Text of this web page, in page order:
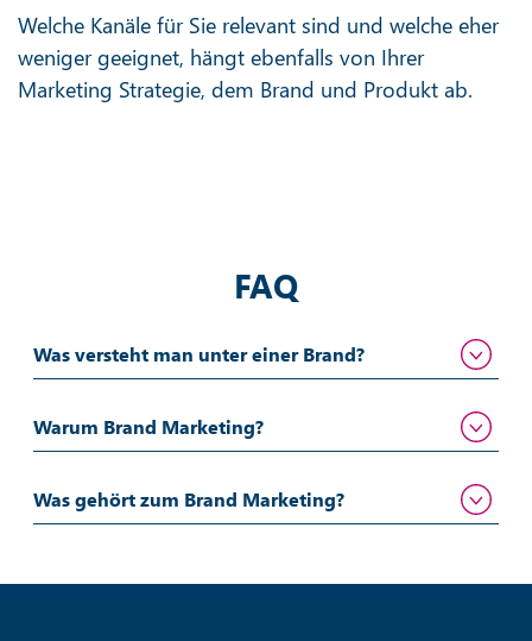
Welche Kanäle für Sie relevant sind und welche eher
weniger geeignet, hängt ebenfalls von Ihrer
Marketing Strategie, dem Brand und Produkt ab.
FAQ
Was versteht man unter einer Brand?
Warum Brand Marketing?
Was gehört zum Brand Marketing?